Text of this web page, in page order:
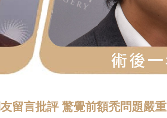
留言批評 驚覺前額禿問題嚴重